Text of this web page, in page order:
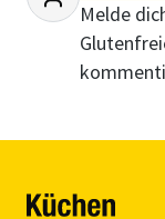
Melde